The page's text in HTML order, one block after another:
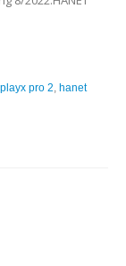
pro 2
hanet